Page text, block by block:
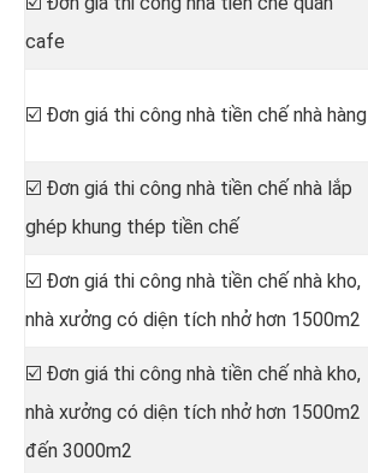
cafe
☑️ Đơn giá thi công nhà tiền chế nhà hàng
☑️ Đơn giá thi công nhà tiền chế nhà lắp
ghép khung thép tiền chế
☑️ Đơn giá thi công nhà tiền chế nhà kho,
nhà xưởng có diện tích nhở hơn 1500m2
☑️ Đơn giá thi công nhà tiền chế nhà kho,
nhà xưởng có diện tích nhở hơn 1500m2
đến 3000m2